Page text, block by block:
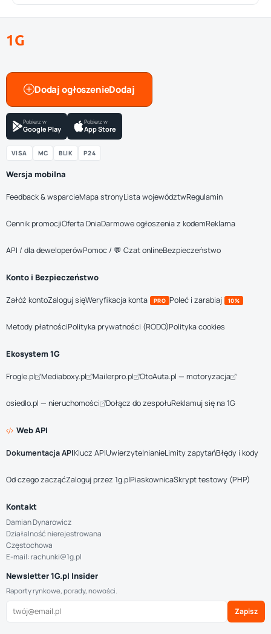
1G
Dodaj ogłoszenie
Pobierz w
Google Play
Pobierz w
App Store
VISA MC BLIK P24
Wersja mobilna
Feedback & wsparcieMapa stronyLista województwRegulamin
Cennik promocjiOferta DniaDarmowe ogłoszenia z kodemReklama
API / dla deweloperówPomoc / 💬 Czat onlineBezpieczeństwo
Konto i Bezpieczeństwo
Załóż kontoZaloguj sięWeryfikacja konta PRO Poleć i zarabiaj 10%
Metody płatnościPolityka prywatności (RODO)Polityka cookies
Ekosystem 1G
Frogle.pl Mediaboxy.pl Mailerpro.pl OtoAuta.pl — motoryzacja
osiedlo.pl — nieruchomości Dołącz do zespołuReklamuj się na 1G
Web API
Dokumentacja APIKlucz APIUwierzytelnianieLimity zapytańBłędy i kody
Od czego zacząćZaloguj przez 1g.plPiaskownicaSkrypt testowy (PHP)
Kontakt
Damian Dynarowicz
Działalność nierejestrowana
Częstochowa
E-mail: rachunki@1g.pl
Newsletter 1G.pl Insider
Raporty rynkowe, porady, nowości.
Zapisz